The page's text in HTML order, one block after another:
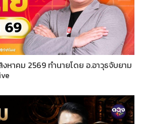
หาคม 2569 ทำนายโดย อ.อาวุธจับยาม